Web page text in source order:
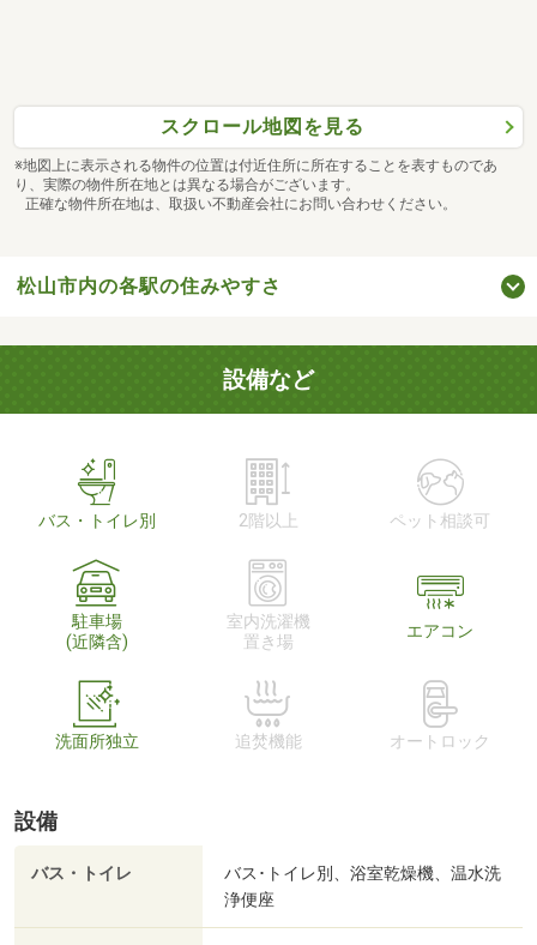
スクロール地図を見る
※地図上に表示される物件の位置は付近住所に所在することを表すものであ
り、実際の物件所在地とは異なる場合がございます。
正確な物件所在地は、取扱い不動産会社にお問い合わせください。
松山市内の各駅の住みやすさ
設備など
バス・トイレ別 2階以上 ペット相談可
駐車場
(近隣含)
室内洗濯機
置き場
エアコン
洗面所独立 追焚機能 オートロック
設備
バス・トイレ
バス･トイレ別、浴室乾燥機、温水洗
浄便座